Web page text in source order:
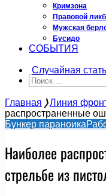
Кримзона
Правовой
Мужская
Бусидо
СОБЫТИЯ
Случайная
Главная ❭Линия
распространенные
Бункер параноика
Наиболее
стрельбе из